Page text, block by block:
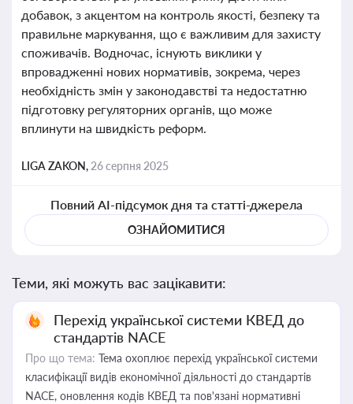
добавок, з акцентом на контроль якості, безпеку та
правильне маркування, що є важливим для захисту
споживачів. Водночас, існують виклики у
впровадженні нових нормативів, зокрема, через
необхідність змін у законодавстві та недостатню
підготовку регуляторних органів, що може
вплинути на швидкість реформ.
LIGA ZAKON, 26 серпня 2025
Повний AI-підсумок дня та статті-джерела
ОЗНАЙОМИТИСЯ
Теми, які можуть вас зацікавити:
Перехід української системи КВЕД до
стандартів NACE
Про що тема: Тема охоплює перехід української системи
класифікації видів економічної діяльності до стандартів
NACE, оновлення кодів КВЕД та пов'язані нормативні